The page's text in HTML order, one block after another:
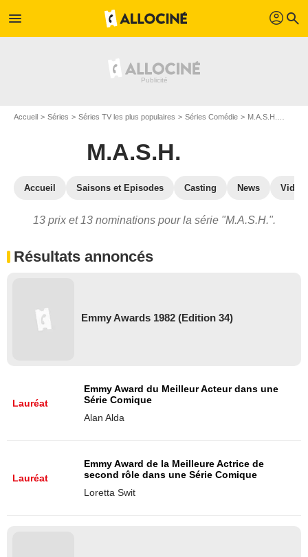
menu profil search
Accueil Séries Séries TV les plus populaires Séries Comédie M.A.S.H.
M.A.S.H.
Accueil Saisons et Episodes Casting News
13 prix et 13 nominations pour la série "M.A.S.H.".
Résultats annoncés
Emmy Awards 1982 (Edition 34)
Lauréat
Emmy Award du Meilleur Acteur dans une
Série Comique
Alan Alda
Lauréat
Emmy Award de la Meilleure Actrice de
second rôle dans une Série Comique
Loretta Swit